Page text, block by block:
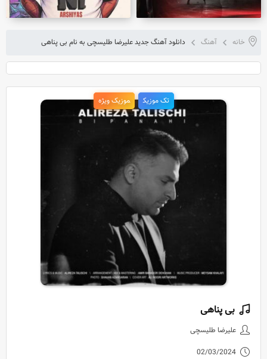
خانه آهنگ دانلود آهنگ جدید علیرضا طلیسچی به نام بی پناهی
تک موزیک موزیک ویژه
دانلود آهنگ جدید علیرضا
بی پناهی
علیرضا طلیسچی
02/03/2024